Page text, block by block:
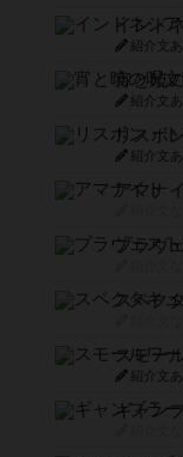
インド
紹介文あ
宵と暁
紹介文あ
リスボ
紹介文あ
アマナ
ブラヴ
スペク
スモー
紹介文あ
ギャン